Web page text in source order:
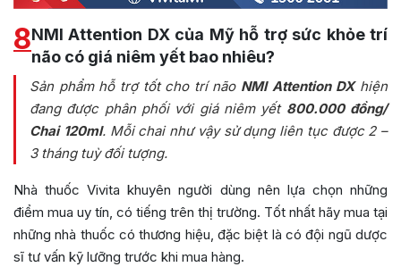
8NMI Attention DX của Mỹ hỗ trợ sức khỏe trí
não có giá niêm yết bao nhiêu?
Sản phẩm hỗ trợ tốt cho trí não NMI Attention DXhiện
đang được phân phối với giá niêm yết800.000 đồng/
Chai 120ml. Mỗi chai như vậy sử dụng liên tục được 2 –
3 tháng tuỳ đối tượng.
Nhà thuốc Vivita khuyên người dùng nên lựa chọn những
điểm mua uy tín, có tiếng trên thị trường. Tốt nhất hãy mua tại
những nhà thuốc có thương hiệu, đặc biệt là có đội ngũ dược
sĩ tư vấn kỹ lưỡng trước khi mua hàng.